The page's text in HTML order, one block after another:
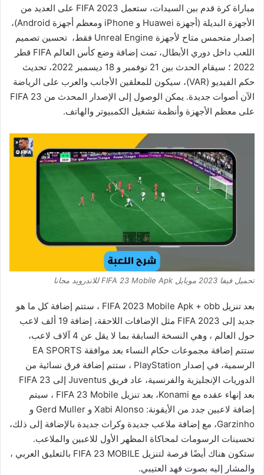
مباراة كرة قدم بين السيدات، ستعمل FIFA 2023 على العديد من
الأجهزة البديلة (أجهزة Huawei و iPhone ومعظم أجهزة Android)،
إصدار متحمس متاح لأجهزة Unreal Engine فقط، تحسين تصميم
اللعب داخل دوري الأبطال، تمت إضافة وضع كأس العالم FIFA قطر
2022 ؛ سيقام الحدث بين 21 نوفمبر و 18 ديسمبر 2022، تحديث
حكم الفيديو (VAR)، سيكون للمعلقين الأجانب والعرب على الرياضة
الآن أصوات جديدة. يمكن الوصول إلى الإصدار المحدث من FIFA 23
على معظم الأجهزة وأنظمة تشغيل الكمبيوتر والهاتف.
تحميل فيفا 2023 موبايل FIFA 23 Mobile Apk للاندرويد مجانا
بعد تنزيل FIFA 2023 Mobile Apk + obb ، ستتم إضافة كل ما هو
جديد إلى FIFA 2023 مثل الإضافات اللاحقة، إضافة 19 ألف لاعب
حول العالم ، وهي النسخة السابقة بما لا يقل عن 4 آلاف لاعب،
ستتم إضافة مجموعات حكام النساء بعد موافقة EA SPORTS
الرسمية، في إصدار PlayStation ، ستتم إضافة فرق نسائية من
الدوريات الإنجليزية والفرنسية، عاد فريق Juventus إلى FIFA 23
بعد إنهاء عقده مع Konami، بعد تنزيل FIFA 23 Mobile ، سيتم
إضافة لاعبين جدد من الأيقونة: Xabi Alonso و Gerd Muller و
Garzinho، مع إضافة ملاعب جديدة وكرات جديدة بالإضافة إلى ذلك،
تحسينات الرسومات لمحاكاة المظهر الأول للاعبين والملاعب.
ستكون هناك أيضًا فرصة لتنزيل FIFA 23 MOBILE بالتعليق العربي ،
والمشار إليه بصوت فهد العتيبي.